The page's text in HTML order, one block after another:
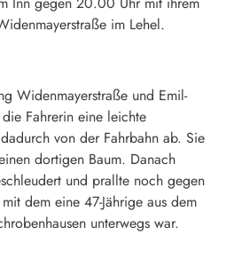
im Lehel.
Widenmayerstraße und Emil-
Fahrerin eine leichte
von der Fahrbahn ab. Sie
dortigen Baum. Danach
und prallte noch gegen
dem eine 47-Jährige aus dem
unterwegs war.